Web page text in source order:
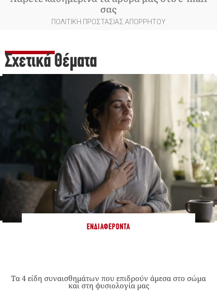
σας
ΠΟΛΙΤΙΚΗ ΠΡΟΣΤΑΣΙΑΣ ΑΠΟΡΡΗΤΟΥ
Σχετικά Θέματα
ΕΝΔΙΑΦΈΡΟΝΤΑ
Τα 4 είδη συναισθημάτων που επιδρούν άμεσα στο σώμα
και στη φυσιολογία μας